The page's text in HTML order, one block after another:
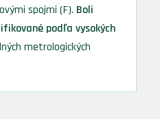
spojmi (F). Boli
podľa vysokých
metrologických